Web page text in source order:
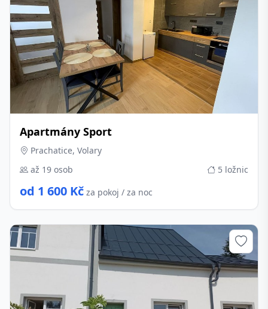
Apartmány Sport
Prachatice, Volary
až 19 osob
5 ložnic
od 1 600 Kč za pokoj / za noc